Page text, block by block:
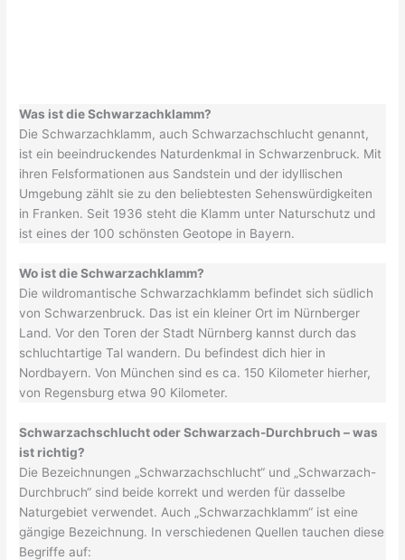
Was ist die Schwarzachklamm?
Die Schwarzachklamm, auch Schwarzachschlucht genannt,
ist ein beeindruckendes Naturdenkmal in Schwarzenbruck. Mit
ihren Felsformationen aus Sandstein und der idyllischen
Umgebung zählt sie zu den beliebtesten Sehenswürdigkeiten
in Franken. Seit 1936 steht die Klamm unter Naturschutz und
ist eines der 100 schönsten Geotope in Bayern.
Wo ist die Schwarzachklamm?
Die wildromantische Schwarzachklamm befindet sich südlich
von Schwarzenbruck. Das ist ein kleiner Ort im Nürnberger
Land. Vor den Toren der Stadt Nürnberg kannst durch das
schluchtartige Tal wandern. Du befindest dich hier in
Nordbayern. Von München sind es ca. 150 Kilometer hierher,
von Regensburg etwa 90 Kilometer.
Schwarzachschlucht oder Schwarzach-Durchbruch – was
ist richtig?
Die Bezeichnungen „Schwarzachschlucht“ und „Schwarzach-
Durchbruch“ sind beide korrekt und werden für dasselbe
Naturgebiet verwendet. Auch „Schwarzachklamm“ ist eine
gängige Bezeichnung. In verschiedenen Quellen tauchen diese
Begriffe auf: